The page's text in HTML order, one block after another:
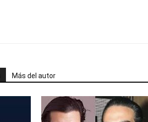
Más del autor